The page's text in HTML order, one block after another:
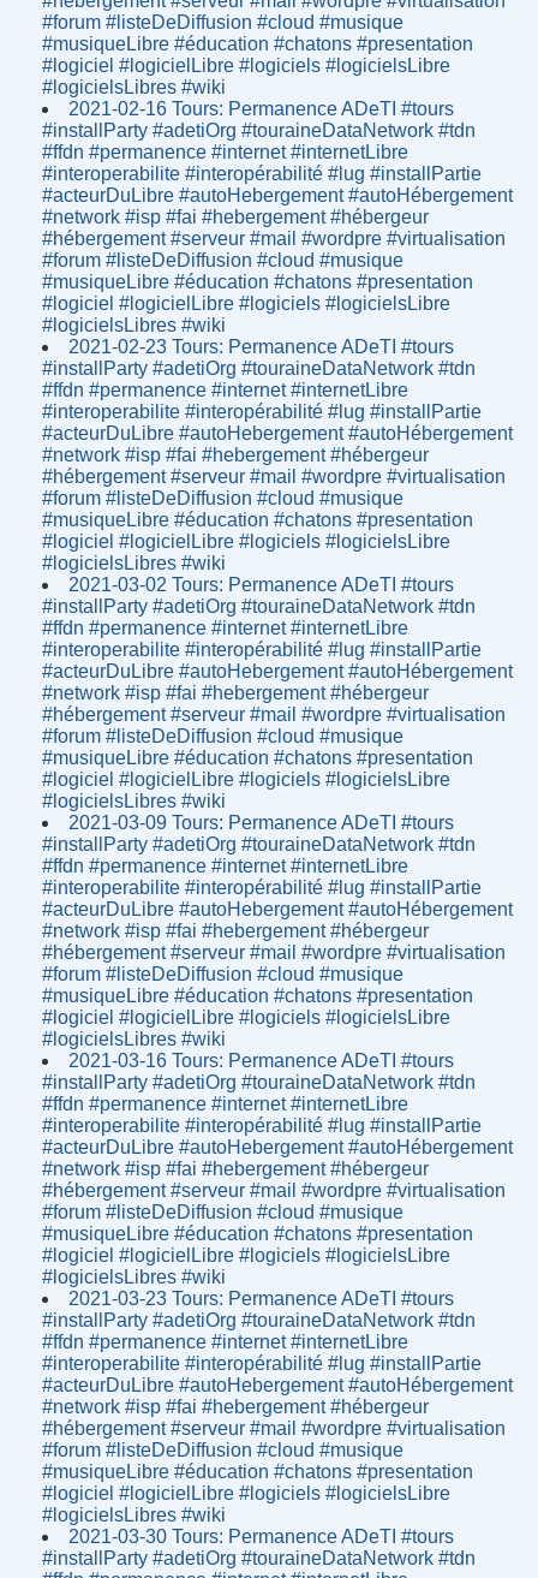
#forum #listeDeDiffusion #cloud #musique
#musiqueLibre #éducation #chatons #presentation
#logiciel #logicielLibre #logiciels #logicielsLibre
#logicielsLibres #wiki
2021-02-16 Tours: Permanence ADeTI #tours
#installParty #adetiOrg #touraineDataNetwork #tdn
#ffdn #permanence #internet #internetLibre
#interoperabilite #interopérabilité #lug #installPartie
#acteurDuLibre #autoHebergement #autoHébergement
#network #isp #fai #hebergement #hébergeur
#hébergement #serveur #mail #wordpre #virtualisation
#forum #listeDeDiffusion #cloud #musique
#musiqueLibre #éducation #chatons #presentation
#logiciel #logicielLibre #logiciels #logicielsLibre
#logicielsLibres #wiki
2021-02-23 Tours: Permanence ADeTI #tours
#installParty #adetiOrg #touraineDataNetwork #tdn
#ffdn #permanence #internet #internetLibre
#interoperabilite #interopérabilité #lug #installPartie
#acteurDuLibre #autoHebergement #autoHébergement
#network #isp #fai #hebergement #hébergeur
#hébergement #serveur #mail #wordpre #virtualisation
#forum #listeDeDiffusion #cloud #musique
#musiqueLibre #éducation #chatons #presentation
#logiciel #logicielLibre #logiciels #logicielsLibre
#logicielsLibres #wiki
2021-03-02 Tours: Permanence ADeTI #tours
#installParty #adetiOrg #touraineDataNetwork #tdn
#ffdn #permanence #internet #internetLibre
#interoperabilite #interopérabilité #lug #installPartie
#acteurDuLibre #autoHebergement #autoHébergement
#network #isp #fai #hebergement #hébergeur
#hébergement #serveur #mail #wordpre #virtualisation
#forum #listeDeDiffusion #cloud #musique
#musiqueLibre #éducation #chatons #presentation
#logiciel #logicielLibre #logiciels #logicielsLibre
#logicielsLibres #wiki
2021-03-09 Tours: Permanence ADeTI #tours
#installParty #adetiOrg #touraineDataNetwork #tdn
#ffdn #permanence #internet #internetLibre
#interoperabilite #interopérabilité #lug #installPartie
#acteurDuLibre #autoHebergement #autoHébergement
#network #isp #fai #hebergement #hébergeur
#hébergement #serveur #mail #wordpre #virtualisation
#forum #listeDeDiffusion #cloud #musique
#musiqueLibre #éducation #chatons #presentation
#logiciel #logicielLibre #logiciels #logicielsLibre
#logicielsLibres #wiki
2021-03-16 Tours: Permanence ADeTI #tours
#installParty #adetiOrg #touraineDataNetwork #tdn
#ffdn #permanence #internet #internetLibre
#interoperabilite #interopérabilité #lug #installPartie
#acteurDuLibre #autoHebergement #autoHébergement
#network #isp #fai #hebergement #hébergeur
#hébergement #serveur #mail #wordpre #virtualisation
#forum #listeDeDiffusion #cloud #musique
#musiqueLibre #éducation #chatons #presentation
#logiciel #logicielLibre #logiciels #logicielsLibre
#logicielsLibres #wiki
2021-03-23 Tours: Permanence ADeTI #tours
#installParty #adetiOrg #touraineDataNetwork #tdn
#ffdn #permanence #internet #internetLibre
#interoperabilite #interopérabilité #lug #installPartie
#acteurDuLibre #autoHebergement #autoHébergement
#network #isp #fai #hebergement #hébergeur
#hébergement #serveur #mail #wordpre #virtualisation
#forum #listeDeDiffusion #cloud #musique
#musiqueLibre #éducation #chatons #presentation
#logiciel #logicielLibre #logiciels #logicielsLibre
#logicielsLibres #wiki
2021-03-30 Tours: Permanence ADeTI #tours
#installParty #adetiOrg #touraineDataNetwork #tdn